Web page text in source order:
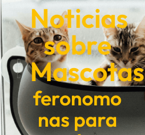
Noticias
sobre
Mascotas
feronomo
nas para